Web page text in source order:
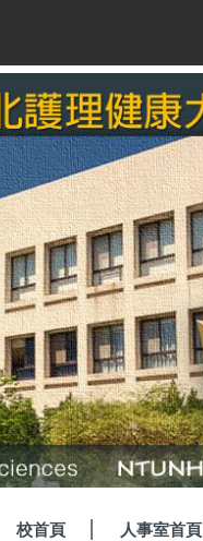
校首頁 人事室首頁